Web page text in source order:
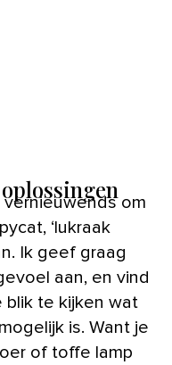
om
‘lukraak
Ik geef graag
aan, en vind
blik te kijken wat
is. Want je
of toffe lamp